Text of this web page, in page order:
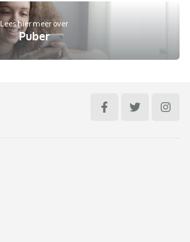
Lees hier meer over
Puber